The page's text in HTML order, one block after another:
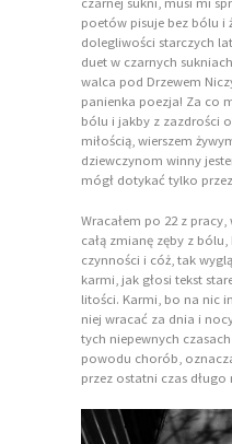
poetów pisuje bez bólu i
dolegliwości starczych
duet w czarnych
walca pod Drzewem
panienka poezja! Za co
bólu i jakby z zazdrości
miłością, wierszem
dziewczynom winny
mógł dotykać tylko
Wracałem po 22 z
całą zmianę zęby z
czynności i cóż, tak
karmi, jak głosi tekst
litości. Karmi, bo na nic
niej wracać za dnia i
tych niepewnych
powodu chorób,
przez ostatni czas długo